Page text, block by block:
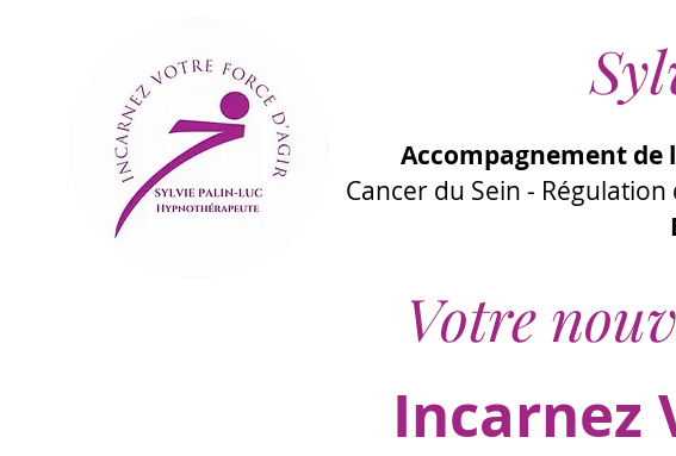
Accompagnement de
Cancer du Sein -
Votre
Incarnez